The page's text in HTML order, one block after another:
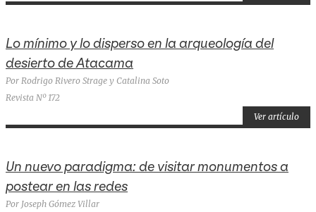
Lo mínimo y lo disperso en la arqueología del
desierto de Atacama
Por Rodrigo Rivero Strage y Catalina Soto
Revista Nº 172
Ver artículo
Un nuevo paradigma: de visitar monumentos a
postear en las redes
Por Joseph Gómez Villar